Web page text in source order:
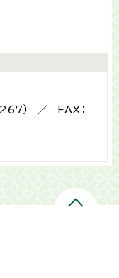
267） ／ FAX：